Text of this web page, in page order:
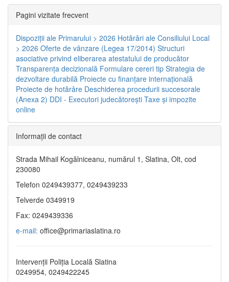
Pagini vizitate frecvent
Dispoziţii ale Primarului > 2026 Hotărâri ale Consiliului Local
> 2026 Oferte de vânzare (Legea 17/2014) Structuri
asociative privind eliberarea atestatului de producător
Transparenţa decizională Formulare cereri tip Strategia de
dezvoltare durabilă Proiecte cu finanţare internaţională
Proiecte de hotărâre Deschiderea procedurii succesorale
(Anexa 2) DDI - Executori judecătorești Taxe şi impozite
online
Informaţii de contact
Strada Mihail Kogălniceanu, numărul 1, Slatina, Olt, cod
230080
Telefon 0249439377, 0249439233
Telverde 0349919
Fax: 0249439336
e-mail: office@primariaslatina.ro
Intervenții Poliția Locală Slatina
0249954, 0249422245